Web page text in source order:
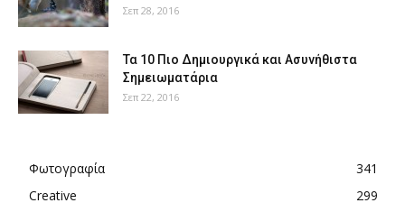
Σεπ 28, 2016
Τα 10 Πιο Δημιουργικά και Ασυνήθιστα
Σημειωματάρια
Σεπ 22, 2016
Φωτογραφία
341
Creative
299